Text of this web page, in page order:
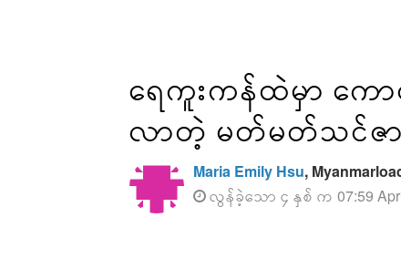
ရေကူးကန်ထဲမှာ ကော
လာတဲ့ မတ်မတ်သင်ဇာ
Maria Emily Hsu,
လွန်ခဲ့သော ၄ နှစ် က 07:59